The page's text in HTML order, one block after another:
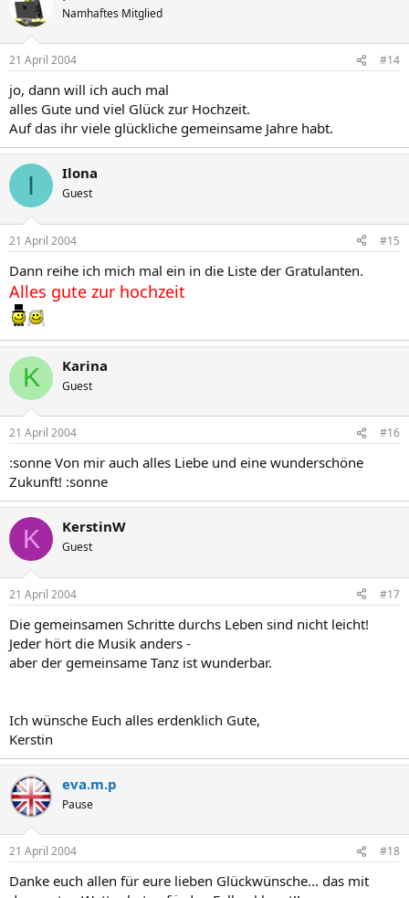
Namhaftes Mitglied
21 April 2004 #14
jo, dann will ich auch mal
alles Gute und viel Glück zur Hochzeit.
Auf das ihr viele glückliche gemeinsame Jahre habt.
I Ilona
Guest
21 April 2004 #15
Dann reihe ich mich mal ein in die Liste der Gratulanten.
Alles gute zur hochzeit
K Karina
Guest
21 April 2004 #16
:sonne Von mir auch alles Liebe und eine wunderschöne
Zukunft! :sonne
K KerstinW
Guest
21 April 2004 #17
Die gemeinsamen Schritte durchs Leben sind nicht leicht!
Jeder hört die Musik anders -
aber der gemeinsame Tanz ist wunderbar.
Ich wünsche Euch alles erdenklich Gute,
Kerstin
eva.m.p
Pause
21 April 2004 #18
Danke euch allen für eure lieben Glückwünsche... das mit